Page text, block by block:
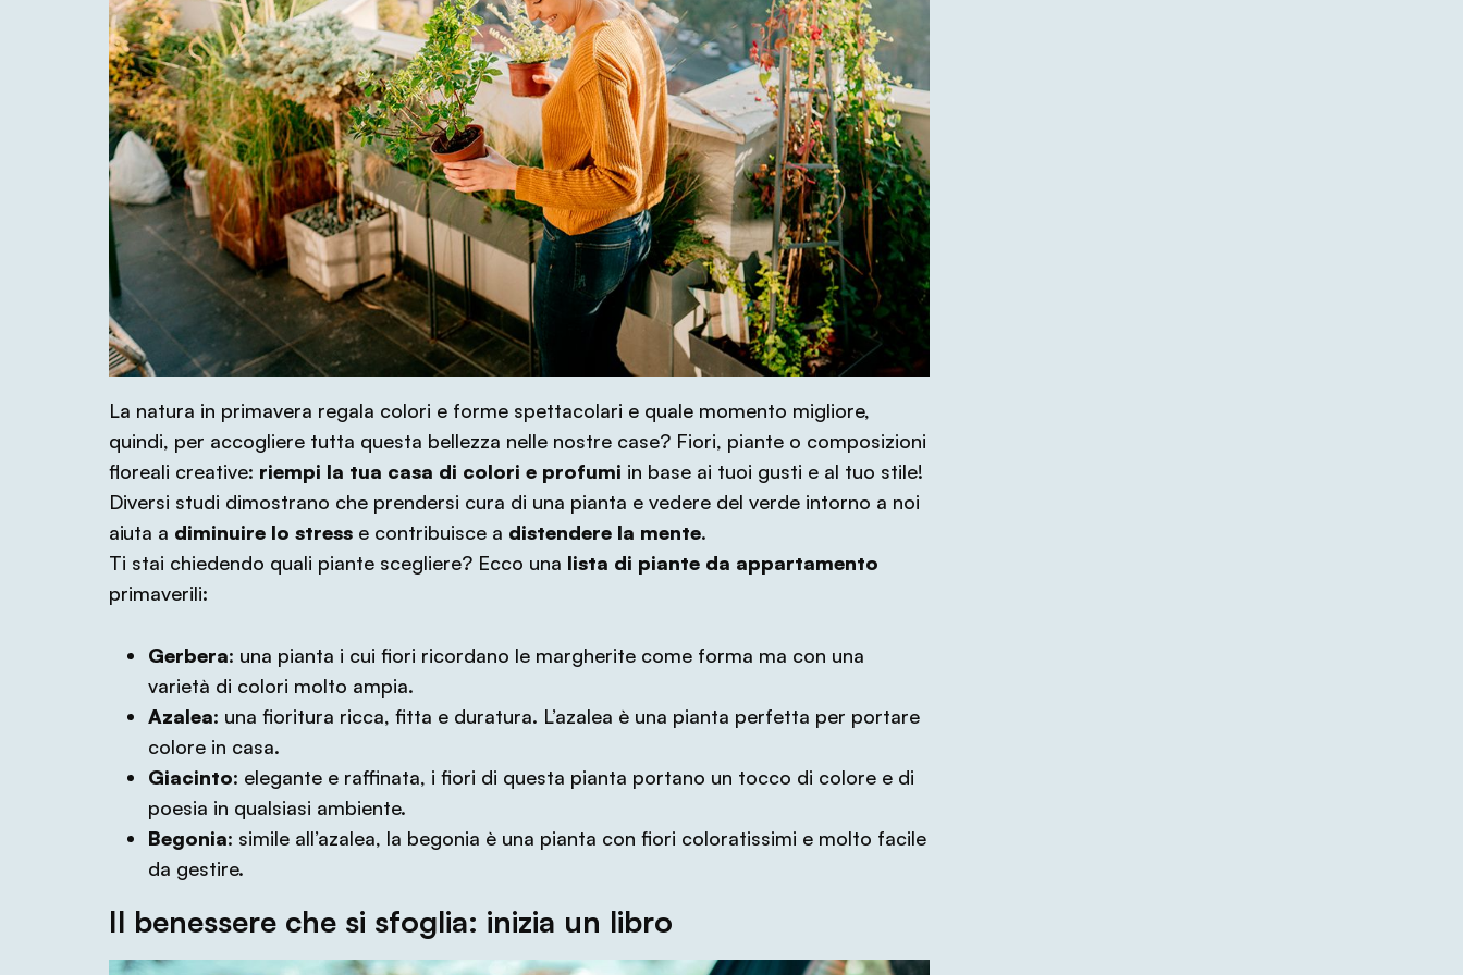
La natura in primavera regala colori e forme spettacolari e quale momento migliore,
quindi, per accogliere tutta questa bellezza nelle nostre case? Fiori, piante o composizioni
floreali creative: riempi la tua casa di colori e profumi in base ai tuoi gusti e al tuo stile!
Diversi studi dimostrano che prendersi cura di una pianta e vedere del verde intorno a noi
aiuta a diminuire lo stresse contribuisce a distendere la mente.
Ti stai chiedendo quali piante scegliere? Ecco una lista di piante da appartamento
primaverili:
Gerbera: una pianta i cui fiori ricordano le margherite come forma ma con una
varietà di colori molto ampia.
Azalea: una fioritura ricca, fitta e duratura. L’azalea è una pianta perfetta per portare
colore in casa.
Giacinto: elegante e raffinata, i fiori di questa pianta portano un tocco di colore e di
poesia in qualsiasi ambiente.
Begonia: simile all’azalea, la begonia è una pianta con fiori coloratissimi e molto facile
da gestire.
Il benessere che si sfoglia: inizia un libro